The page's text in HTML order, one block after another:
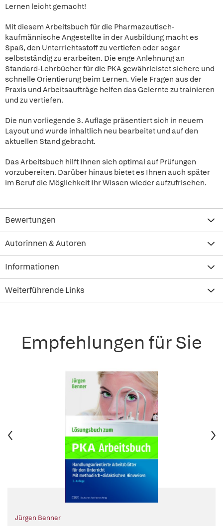
Lernen leicht gemacht!
Mit diesem Arbeitsbuch für die Pharmazeutisch-
kaufmännische Angestellte in der Ausbildung macht es
Spaß, den Unterrichtsstoff zu vertiefen oder sogar
selbstständig zu erarbeiten. Die enge Anlehnung an
Standard-Lehrbücher für die PKA gewährleistet sichere und
schnelle Orientierung beim Lernen. Viele Fragen aus der
Praxis und Arbeitsaufträge helfen das Gelernte zu trainieren
und zu vertiefen.
Die nun vorliegende 3. Auflage präsentiert sich in neuem
Layout und wurde inhaltlich neu bearbeitet und auf den
aktuellen Stand gebracht.
Das Arbeitsbuch hilft Ihnen sich optimal auf Prüfungen
vorzubereiten. Darüber hinaus bietet es Ihnen auch später
im Beruf die Möglichkeit Ihr Wissen wieder aufzufrischen.
Bewertungen
Autorinnen & Autoren
Informationen
Weiterführende Links
Empfehlungen für Sie
Jürgen Benner